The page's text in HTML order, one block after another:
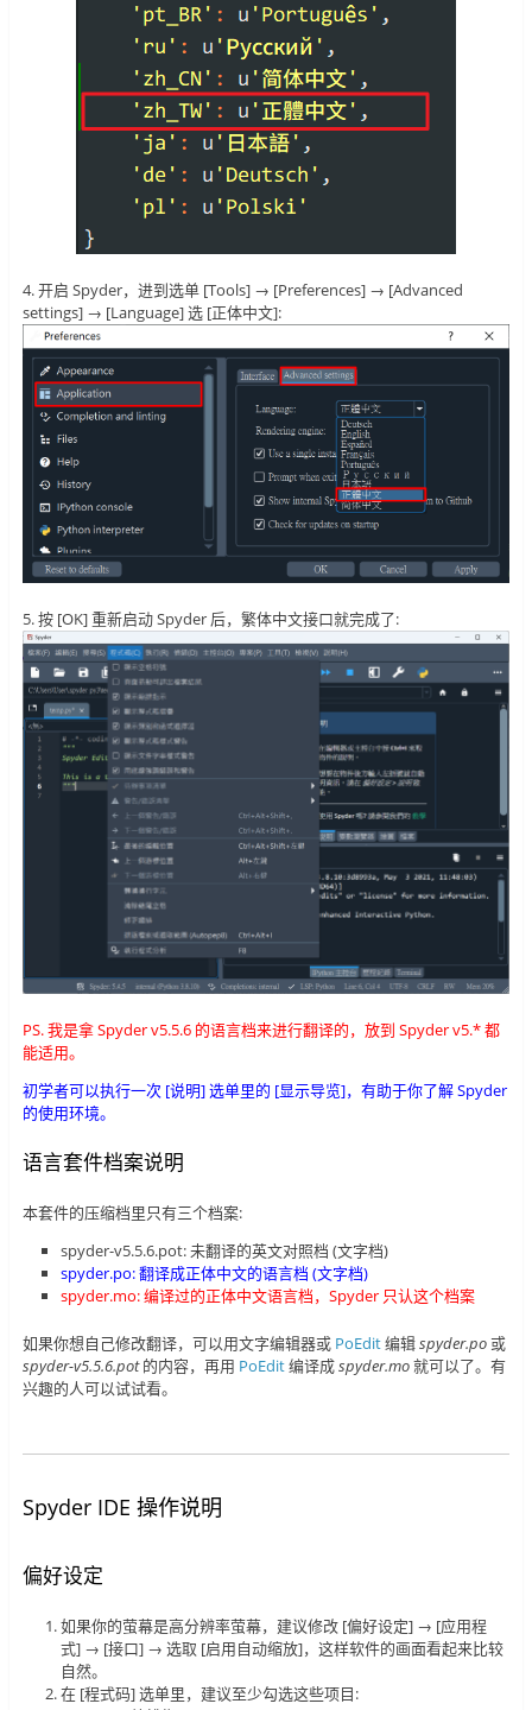
4. 开启 Spyder，进到选单 [Tools] → [Preferences] → [Advanced
settings] → [Language] 选 [正体中文]:
5. 按 [OK] 重新启动 Spyder 后，繁体中文接口就完成了:
PS. 我是拿 Spyder v5.5.6 的语言档来进行翻译的，放到 Spyder v5.* 都
能适用。
初学者可以执行一次 [说明] 选单里的 [显示导览]，有助于你了解 Spyder
的使用环境。
语言套件档案说明
本套件的压缩档里只有三个档案:
spyder-v5.5.6.pot: 未翻译的英文对照档 (文字档)
spyder.po: 翻译成正体中文的语言档 (文字档)
spyder.mo: 编译过的正体中文语言档，Spyder 只认这个档案
如果你想自己修改翻译，可以用文字编辑器或 PoEdit编辑spyder.po或
spyder-v5.5.6.pot的内容，再用 PoEdit编译成spyder.mo就可以了。有
兴趣的人可以试试看。
Spyder IDE 操作说明
偏好设定
如果你的萤幕是高分辨率萤幕，建议修改 [偏好设定] → [应用程
式] → [接口] → 选取 [启用自动缩放]，这样软件的画面看起来比较
自然。
在 [程式码] 选单里，建议至少勾选这些项目: